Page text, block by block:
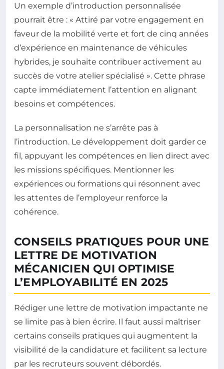
Un exemple d’introduction personnalisée
pourrait être : « Attiré par votre engagement en
faveur de la mobilité verte et fort de cinq années
d’expérience en maintenance de véhicules
hybrides, je souhaite contribuer activement au
succès de votre atelier spécialisé ». Cette phrase
capte immédiatement l’attention en alignant
besoins et compétences.
La personnalisation ne s’arrête pas à
l’introduction. Le développement doit garder ce
fil, appuyant les compétences en lien direct avec
les missions spécifiques. Mentionner les
expériences ou formations qui résonnent avec
les attentes de l’employeur renforce la
cohérence.
CONSEILS PRATIQUES POUR UNE
LETTRE DE MOTIVATION
MÉCANICIEN QUI OPTIMISE
L’EMPLOYABILITÉ EN 2025
Rédiger une lettre de motivation impactante ne
se limite pas à bien écrire. Il faut aussi maîtriser
certains conseils pratiques qui augmentent la
visibilité de la candidature et facilitent sa lecture
par les recruteurs souvent débordés.